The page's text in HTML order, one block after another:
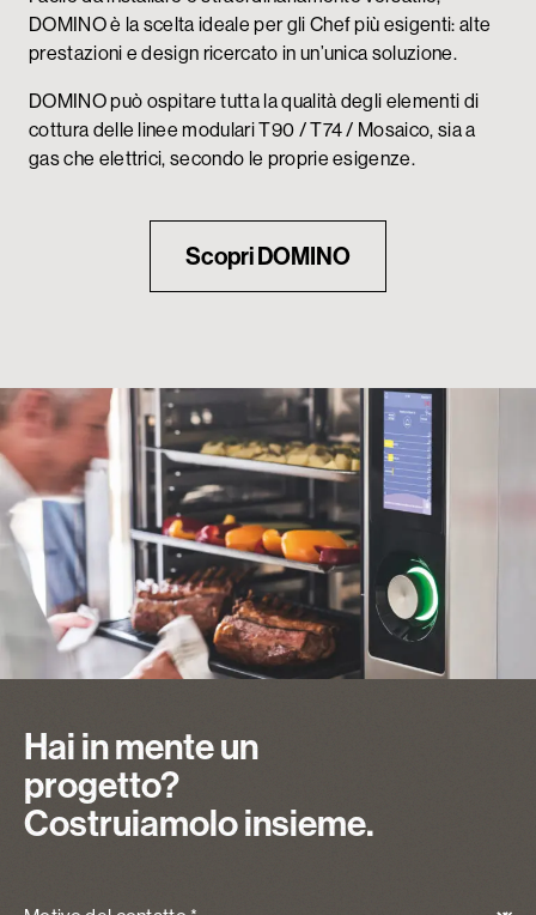
DOMINO è la scelta ideale per gli Chef più esigenti: alte
prestazioni e design ricercato in un’unica soluzione.
DOMINO può ospitare tutta la qualità degli elementi di
cottura delle linee modulari T90 / T74 / Mosaico, sia a
gas che elettrici, secondo le proprie esigenze.
Scopri DOMINO
Hai in mente un
progetto?
Costruiamolo insieme.